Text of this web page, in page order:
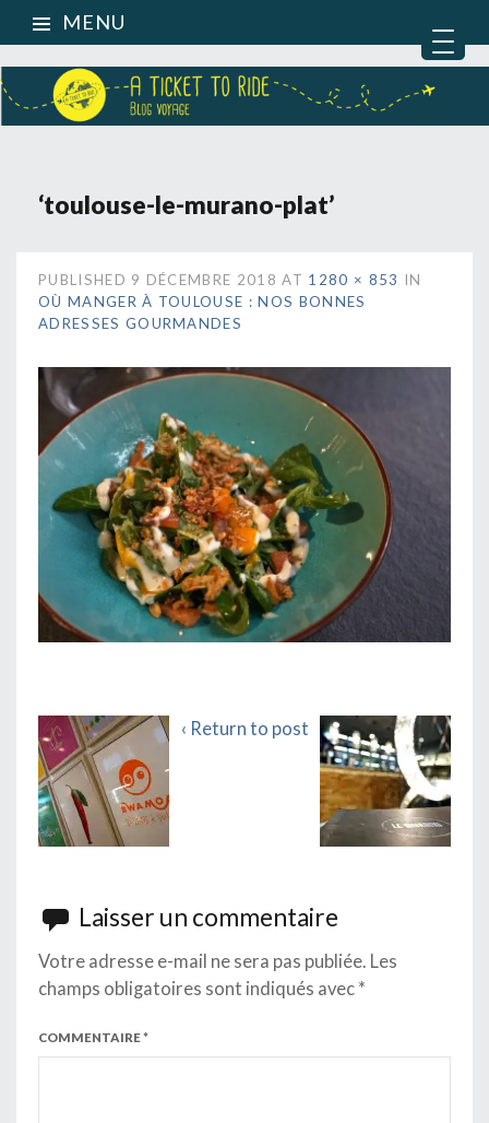
MENU
‘toulouse-le-murano-plat’
PUBLISHED 9 DÉCEMBRE 2018 AT 1280 × 853 IN
OÙ MANGER À TOULOUSE : NOS BONNES
ADRESSES GOURMANDES
‹ Return to post
Laisser un commentaire
Votre adresse e-mail ne sera pas publiée. Les
champs obligatoires sont indiqués avec *
COMMENTAIRE*